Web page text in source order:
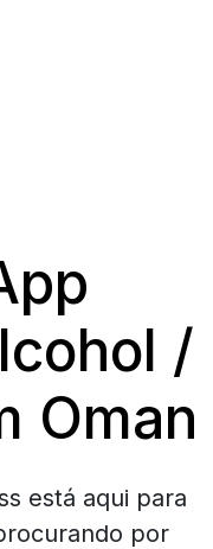
/
Oman
está aqui para
por